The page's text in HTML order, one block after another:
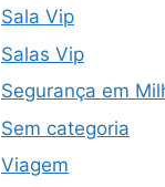
Sala Vip
Salas Vip
Segurança em
Sem categoria
Viagem